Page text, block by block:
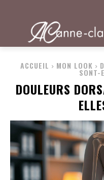
ACCUEIL MON LOOK
SONT-
DOULEURS